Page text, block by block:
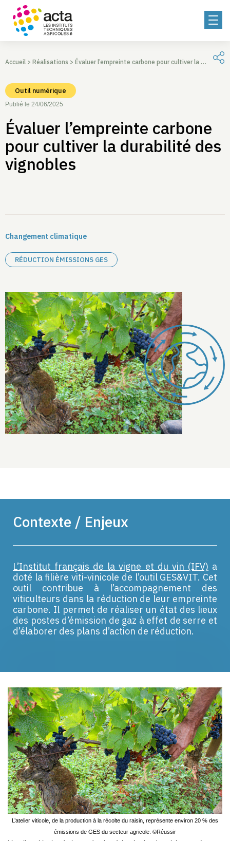
Accueil > Réalisations > Évaluer l’empreinte carbone pour cultiver la durabilité des vignobles
Outil numérique
Publié le 24/06/2025
Évaluer l’empreinte carbone
pour cultiver la durabilité des
vignobles
Changement climatique
RÉDUCTION ÉMISSIONS GES
Contexte / Enjeux
L’Institut français de la vigne et du vin (IFV) a
doté la filière viti-vinicole de l’outil GES&VIT. Cet
outil contribue à l’accompagnement des
viticulteurs dans la réduction de leur empreinte
carbone. Il permet de réaliser un état des lieux
des postes d’émission de gaz à effet de serre et
d’élaborer des plans d’action de réduction.
L’atelier viticole, de la production à la récolte du raisin, représente environ 20 % des
émissions de GES du secteur agricole. ©Réussir